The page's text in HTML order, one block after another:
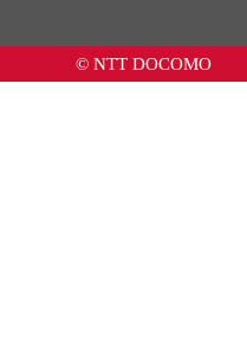
© NTT DOCOMO